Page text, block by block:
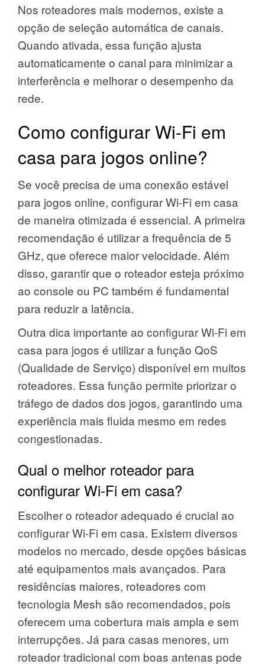
Nos roteadores mais modernos, existe a
opção de seleção automática de canais.
Quando ativada, essa função ajusta
automaticamente o canal para minimizar a
interferência e melhorar o desempenho da
rede.
Como configurar Wi-Fi em
casa para jogos online?
Se você precisa de uma conexão estável
para jogos online, configurar Wi-Fi em casa
de maneira otimizada é essencial. A primeira
recomendação é utilizar a frequência de 5
GHz, que oferece maior velocidade. Além
disso, garantir que o roteador esteja próximo
ao console ou PC também é fundamental
para reduzir a latência.
Outra dica importante ao configurar Wi-Fi em
casa para jogos é utilizar a função QoS
(Qualidade de Serviço) disponível em muitos
roteadores. Essa função permite priorizar o
tráfego de dados dos jogos, garantindo uma
experiência mais fluida mesmo em redes
congestionadas.
Qual o melhor roteador para
configurar Wi-Fi em casa?
Escolher o roteador adequado é crucial ao
configurar Wi-Fi em casa. Existem diversos
modelos no mercado, desde opções básicas
até equipamentos mais avançados. Para
residências maiores, roteadores com
tecnologia Mesh são recomendados, pois
oferecem uma cobertura mais ampla e sem
interrupções. Já para casas menores, um
roteador tradicional com boas antenas pode